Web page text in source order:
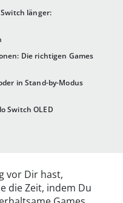
länger:
Die richtigen Games
in Stand-by-Modus
Switch OLED
vor Dir hast,
die Zeit, indem Du